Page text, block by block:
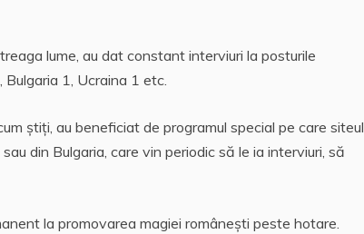
lume, au dat constant interviuri la posturile
1, Ucraina 1 etc.
știți, au beneficiat de programul special pe care siteul
din Bulgaria, care vin periodic să le ia interviuri, să
la promovarea magiei românești peste hotare.